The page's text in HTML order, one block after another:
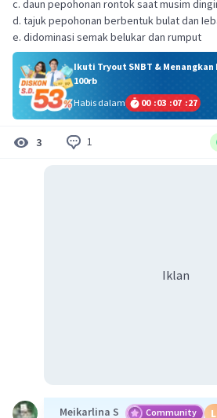
c. daun pepohonan rontok saat musim
d. tajuk pepohonan berbentuk bulat dan
e. didominasi semak belukar dan rumput
Ikuti Tryout SNBT & Menangkan
100rb
Habis dalam
00 :03 :07 :26
3 1
Iklan
Meikarlina S Community